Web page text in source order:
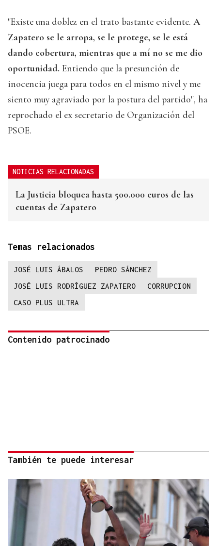
"Existe una doblez en el trato bastante evidente. A
Zapatero se le arropa, se le protege, se le está
dando cobertura, mientras que a mí no se me dio
oportunidad. Entiendo que la presunción de
inocencia juega para todos en el mismo nivel y me
siento muy agraviado por la postura del partido", ha
reprochado el ex secretario de Organización del
PSOE.
NOTICIAS RELACIONADAS
La Justicia bloquea hasta 500.000 euros de las
cuentas de Zapatero
Temas relacionados
JOSÉ LUIS ÁBALOS
PEDRO SÁNCHEZ
JOSÉ LUIS RODRÍGUEZ ZAPATERO
CORRUPCION
CASO PLUS ULTRA
Contenido patrocinado
También te puede interesar